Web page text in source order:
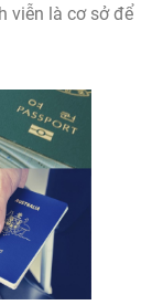
viễn là cơ sở để